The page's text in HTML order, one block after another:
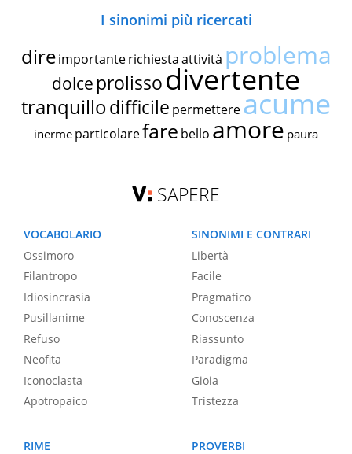
I sinonimi più ricercati
dire importante richiestaattività problema
dolce prolissodivertente
tranquillodifficile permettereacume
inerme particolarefare bello amore paura
SAPERE
VOCABOLARIO
Ossimoro
Filantropo
Idiosincrasia
Pusillanime
Refuso
Neofita
Iconoclasta
Apotropaico
SINONIMI E CONTRARI
Libertà
Facile
Pragmatico
Conoscenza
Riassunto
Paradigma
Gioia
Tristezza
RIME
PROVERBI